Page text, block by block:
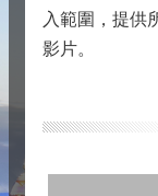
入範圍，提供
影片。